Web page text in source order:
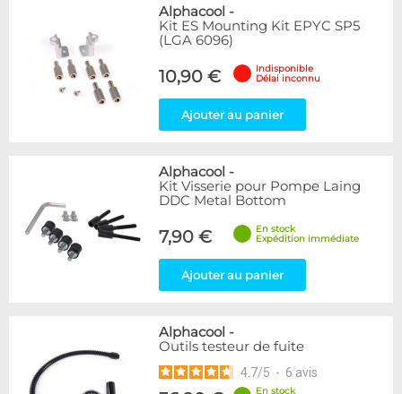
Alphacool -
Kit ES Mounting Kit EPYC SP5
(LGA 6096)
10,90 €
Indisponible
Délai inconnu
Ajouter au panier
Alphacool -
Kit Visserie pour Pompe Laing
DDC Metal Bottom
7,90 €
En stock
Expédition immédiate
Ajouter au panier
Alphacool -
Outils testeur de fuite
4.7/5 - 6 avis
En stock